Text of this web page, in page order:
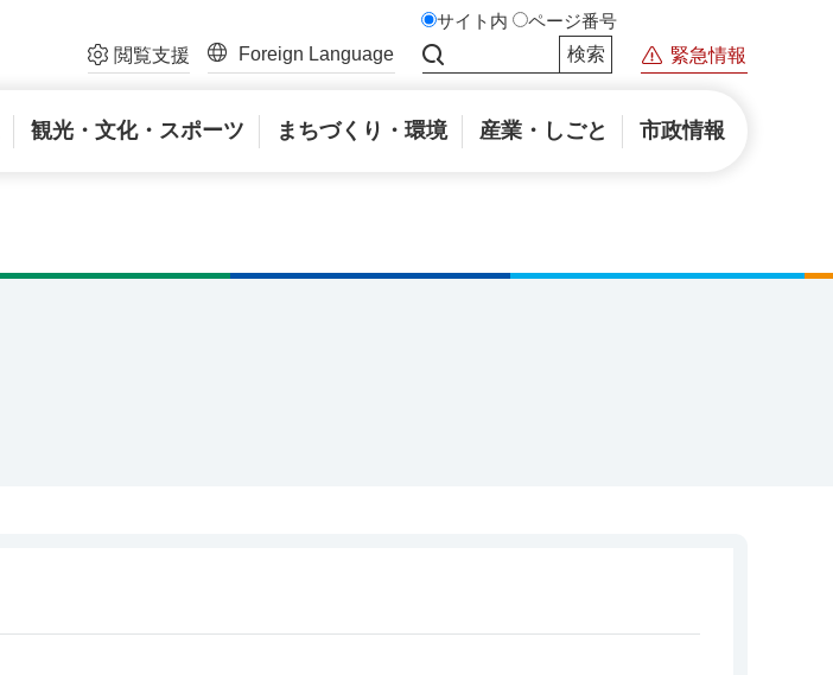
閲覧支援 Foreign Language
サイト内 ページ番号
緊急情報
観光・文化・スポーツ まちづくり・環境 産業・しごと 市政情報